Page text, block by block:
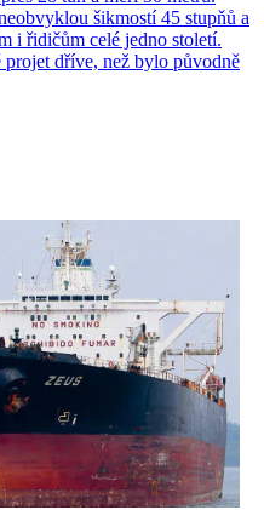
šikmostí 45 stupňů a
i řidičům celé jedno století.
dříve, než bylo původně